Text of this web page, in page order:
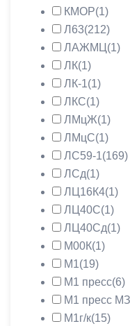
КМОР(1)
Л63(212)
ЛАЖМЦ (1)
ЛК(1)
ЛК-1(1)
ЛКС(1)
ЛМцЖ(1)
ЛМцС(1)
ЛС59-1(169)
ЛСд(1)
ЛЦ16К4(1)
ЛЦ40С(1)
ЛЦ40Сд(1)
М00К(1)
М1(19)
М1 пресс(6)
М1 пресс
М1г/к(15)